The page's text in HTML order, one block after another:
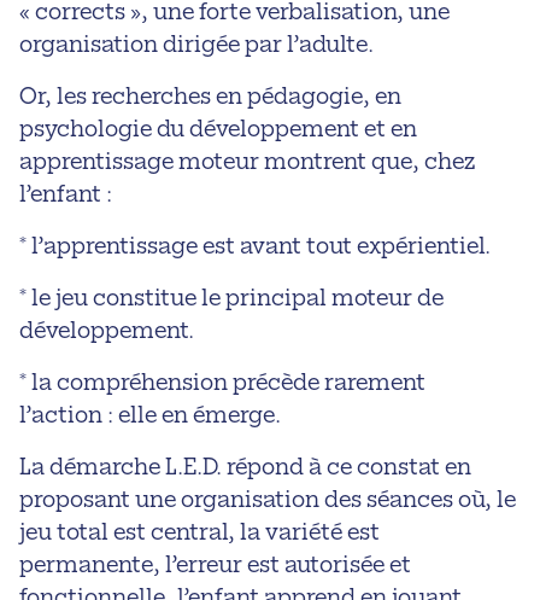
« corrects », une forte verbalisation, une
organisation dirigée par l’adulte.
Or, les recherches en pédagogie, en
psychologie du développement et en
apprentissage moteur montrent que, chez
l’enfant :
* l’apprentissage est avant tout expérientiel.
* le jeu constitue le principal moteur de
développement.
* la compréhension précède rarement
l’action : elle en émerge.
La démarche L.E.D. répond à ce constat en
proposant une organisation des séances où, le
jeu total est central, la variété est
permanente, l’erreur est autorisée et